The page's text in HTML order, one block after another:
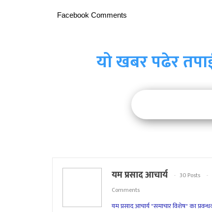
Facebook Comments
यो खबर पढेर
यम प्रसाद आचार्य 30 Posts
Comments
यम प्रसाद आचार्य "समाचार विशेष" का